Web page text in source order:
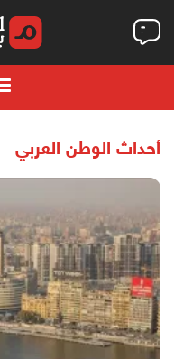
أحداث الوطن العربي